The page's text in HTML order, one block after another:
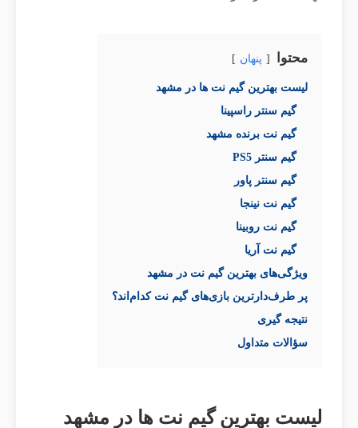
محتوا پنهان
لیست بهترین گیم نت ها در مشهد
گیم سنتر راسپینا
گیم نت برنده مشهد
گیم سنتر PS5
گیم سنتر پاور
گیم نت نینجا
گیم نت روبینا
گیم نت آریا
ویژگی‌های بهترین گیم نت‌ در مشهد
پر طرف‌دارترین بازی‌های گیم نت کدام‌اند؟
نتیجه گیری
سؤالات متداول
لیست بهترین گیم نت ها در مشهد